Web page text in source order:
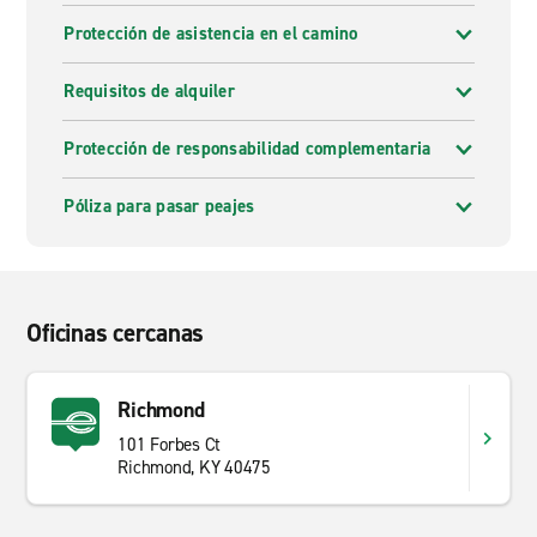
Protección de asistencia en el camino
Requisitos de alquiler
Protección de responsabilidad complementaria
Póliza para pasar peajes
Oficinas cercanas
Richmond
101 Forbes Ct
Richmond, KY 40475